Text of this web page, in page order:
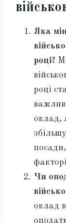
Яка
році?
році
оклад,
Чи
оклад